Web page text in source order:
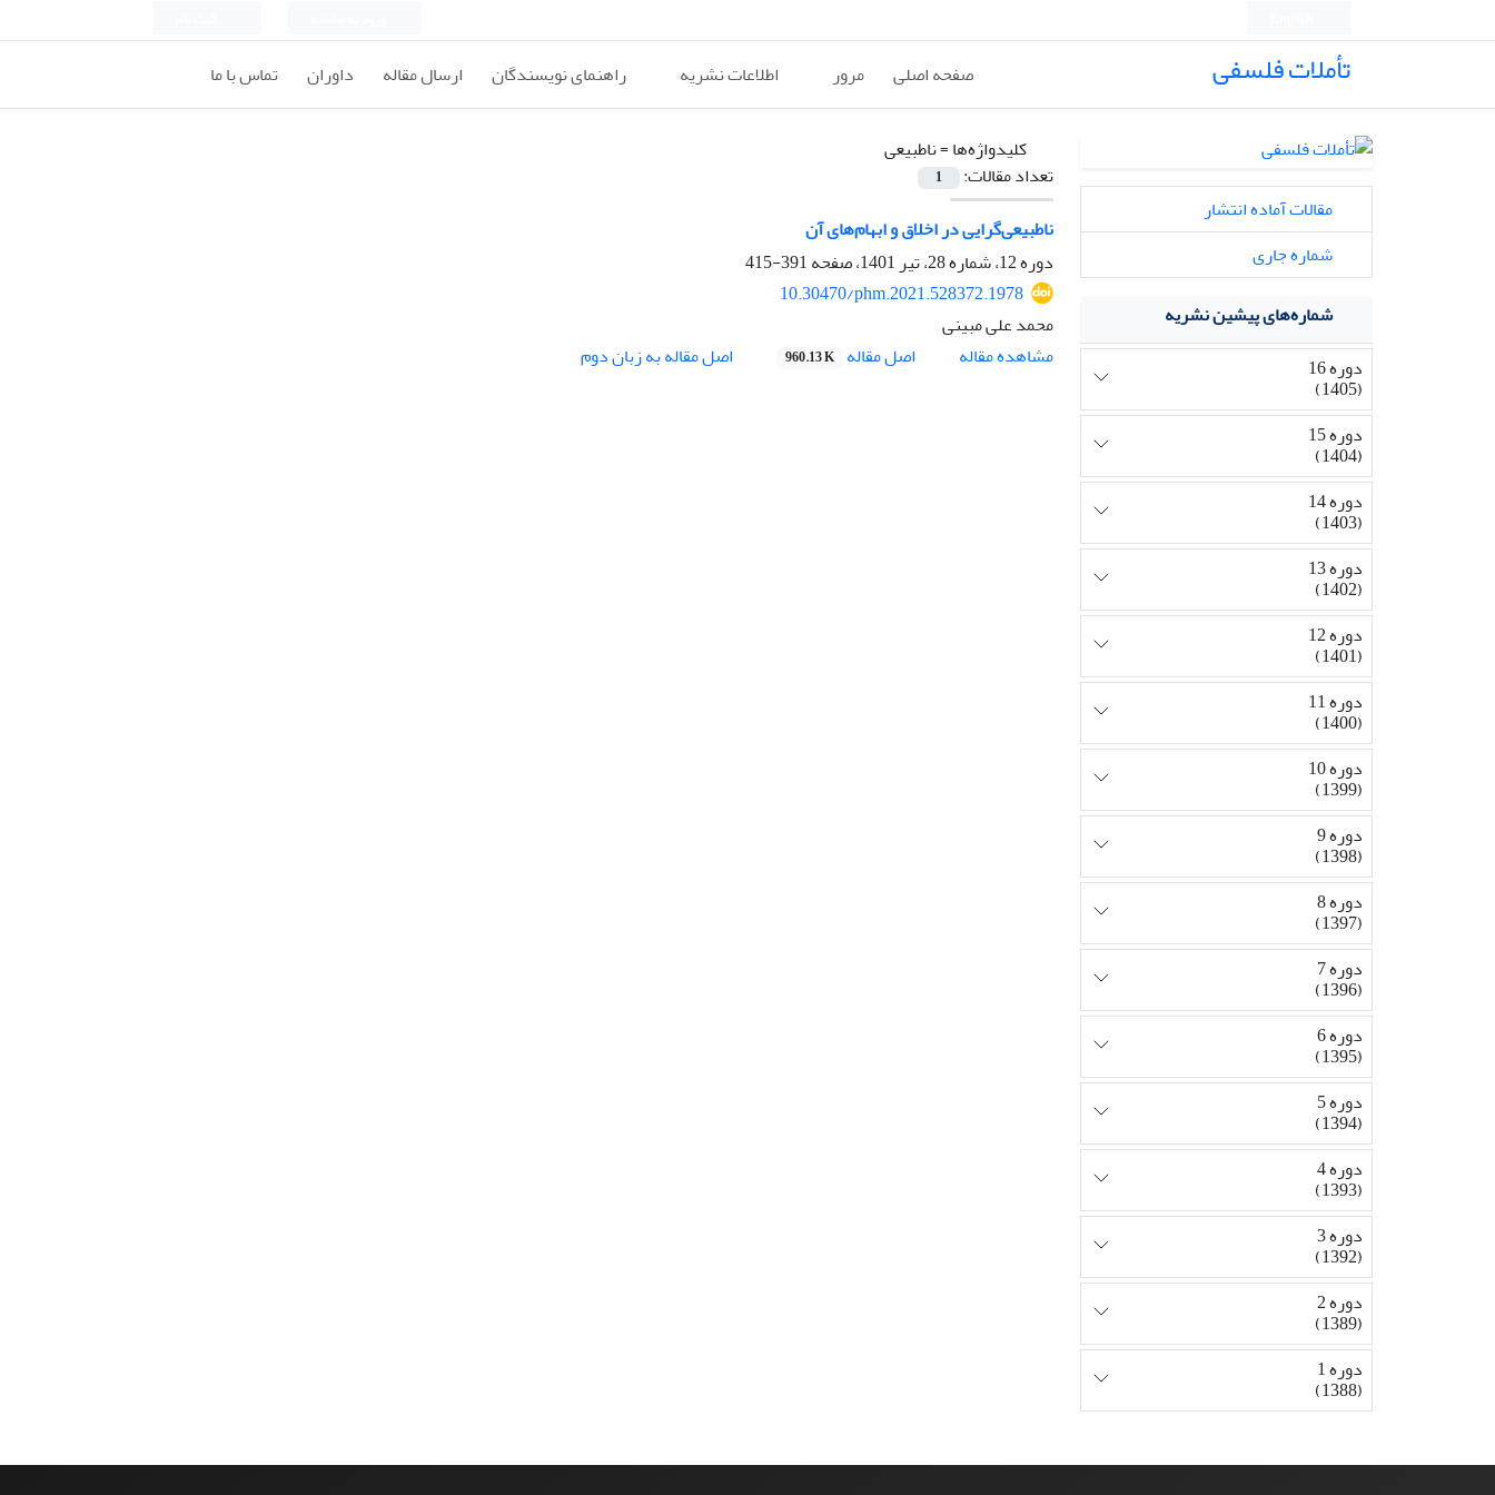
تأملات فلسفی صفحه اصلی مرور اطلاعات نشریه راهنمای نویسندگان ارسال مقاله داوران تماس با ما
کلیدواژه‌ها =ناطبیعی
تعداد مقالات:
1
ناطبیعی‌گرایی در اخلاق و ابهام‌های آن
دوره 12، شماره 28، تیر 1401، صفحه
391-415
10.30470/phm.2021.528372.1978
محمد علی مبینی
مشاهده مقاله
اصل مقاله 960.13 K اصل مقاله به زبان دوم
مقالات آماده انتشار
شماره جاری
شماره‌های پیشین نشریه
دوره 16
(1405)
دوره 15
(1404)
دوره 14
(1403)
دوره 13
(1402)
دوره 12
(1401)
دوره 11
(1400)
دوره 10
(1399)
دوره 9
(1398)
دوره 8
(1397)
دوره 7
(1396)
دوره 6
(1395)
دوره 5
(1394)
دوره 4
(1393)
دوره 3
(1392)
دوره 2
(1389)
دوره 1
(1388)